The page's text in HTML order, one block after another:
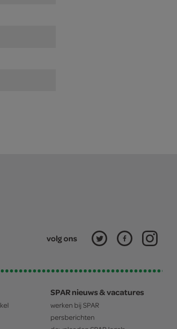
volg ons
SPAR nieuws & vacatures
werken bij SPAR
persberichten